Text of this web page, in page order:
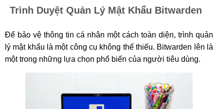
Trình Duyệt Quản Lý Mật Khẩu Bitwarden
Để bảo vệ thông tin cá nhân một cách toàn diện, trình quản
lý mật khẩu là một công cụ không thể thiếu. Bitwarden lên là
một trong những lựa chọn phổ biến của người tiêu dùng.